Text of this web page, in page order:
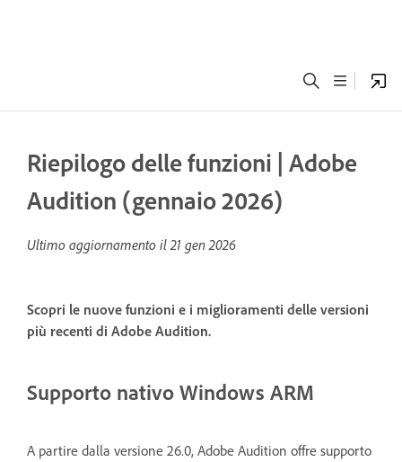
Riepilogo delle funzioni | Adobe
Audition (gennaio 2026)
Ultimo aggiornamento il21 gen 2026
Scopri le nuove funzioni e i miglioramenti delle versioni
più recenti di Adobe Audition.
Supporto nativo Windows ARM
A partire dalla versione 26.0, Adobe Audition offre supporto